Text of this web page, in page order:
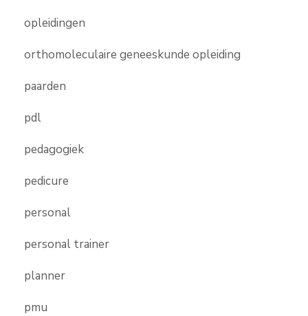
opleidingen
orthomoleculaire geneeskunde opleiding
paarden
pdl
pedagogiek
pedicure
personal
personal trainer
planner
pmu